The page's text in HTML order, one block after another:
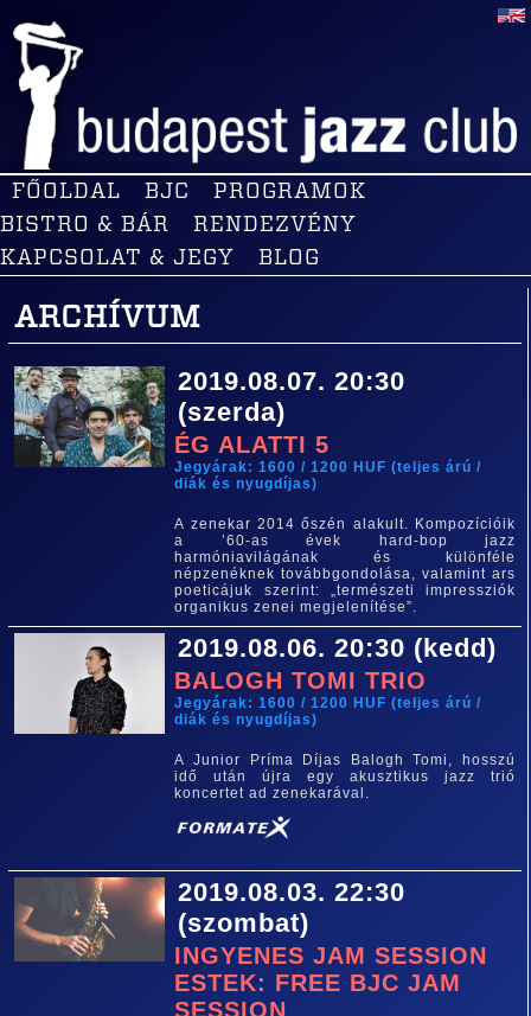
FŐOLDAL BJC
PROGRAMOK
BISTRO & BÁR
RENDEZVÉNY
KAPCSOLAT & JEGY
BLOG
ARCHÍVUM
2019.08.07. 20:30
(szerda)
ÉG ALATTI 5
Jegyárak: 1600 / 1200 HUF (teljes árú /
diák és nyugdíjas)
A zenekar 2014 őszén alakult. Kompozícióik
a ’60-as évek hard-bop jazz
harmóniavilágának és különféle
népzenéknek továbbgondolása, valamint ars
poeticájuk szerint: „természeti impressziók
organikus zenei megjelenítése”.
2019.08.06. 20:30 (kedd)
BALOGH TOMI TRIO
Jegyárak: 1600 / 1200 HUF (teljes árú /
diák és nyugdíjas)
A Junior Príma Díjas Balogh Tomi, hosszú
idő után újra egy akusztikus jazz trió
koncertet ad zenekarával.
2019.08.03. 22:30
(szombat)
INGYENES JAM SESSION
ESTEK: FREE BJC JAM
SESSION